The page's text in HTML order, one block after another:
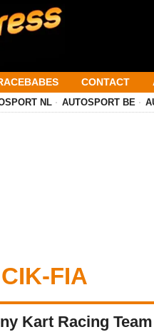
CONTACT
NL AUTOSPORT BE
FIA
Kart Racing Team